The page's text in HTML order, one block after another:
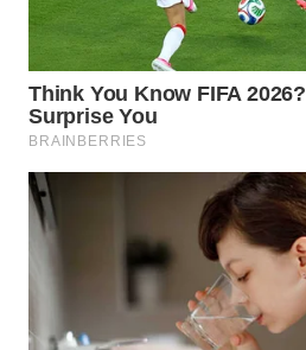
DEPOK
WN
TAPANULI
UTARA
SAMOSIR